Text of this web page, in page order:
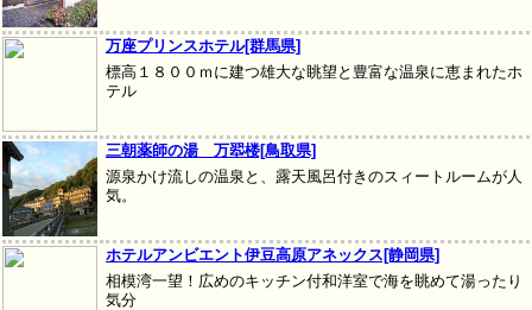
万座プリンスホテル[群馬県]
標高１８００ｍに建つ雄大な眺望と豊富な温泉に恵まれたホ
テル
三朝薬師の湯 万翆楼[鳥取県]
源泉かけ流しの温泉と、露天風呂付きのスィートルームが人
気。
ホテルアンビエント伊豆高原アネックス[静岡県]
相模湾一望！広めのキッチン付和洋室で海を眺めて湯ったり
気分